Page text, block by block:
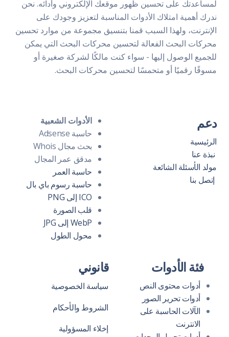
لمساعدتك على تحسين ظهور موقعك الإلكتروني وأدائه. نحن
ندرك أهمية امتلاك الأدوات المناسبة لتعزيز وجودك على
الإنترنت، ولهذا السبب قمنا بتنسيق مجموعة من موارد تحسين
محركات البحث الفعالة لتحسين محركات البحث التي يمكن
للجميع الوصول إليها - سواء كنت مالكًا لشركة صغيرة أو
مسوقًا رقميًا أو متحمسًا لتحسين محركات البحث.
دعم
الرئيسية
نبذة عنا
مولد الأسئلة الشائعة
إتصل بنا
الأدوات الشعبية
حاسبة Adsense
بحث مجال Whois
مدقق عمر المجال
حاسبة العمر
حاسبة رسوم باي بال
ICO إلى PNG
قلب الصورة
WebP إلى JPG
محول الطول
فئة الأدوات
أدوات محتوى النص
أدوات تحرير الصور
الآلات الحاسبة على
الانترنت
قانوني
سياسة الخصوصية
الشروط والأحكام
إخلاء المسؤولية